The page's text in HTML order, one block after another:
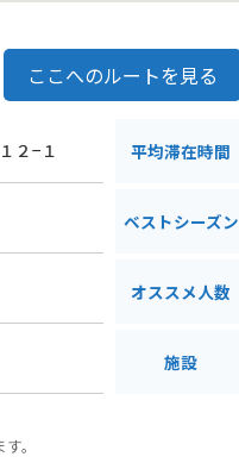
ここへのルートを見る
２−１ 平均滞在時間
ベストシーズン
オススメ人数
施設
。